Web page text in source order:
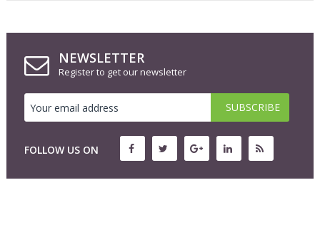
NEWSLETTER
Register to get our newsletter
FOLLOW US ON